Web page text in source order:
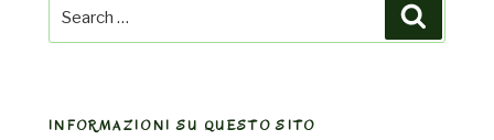
for:
INFORMAZIONI SU QUESTO SITO